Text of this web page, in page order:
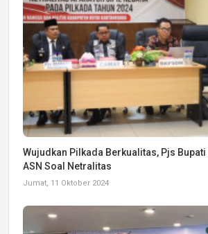
Wujudkan Pilkada Berkualitas, Pjs
ASN Soal Netralitas
Jumat, 11 Oktober 2024